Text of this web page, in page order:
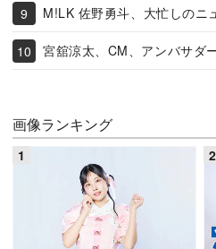
M!LK 佐野勇斗、大忙しのニ
宮舘涼太、CM、アンバサダ
画像ランキング